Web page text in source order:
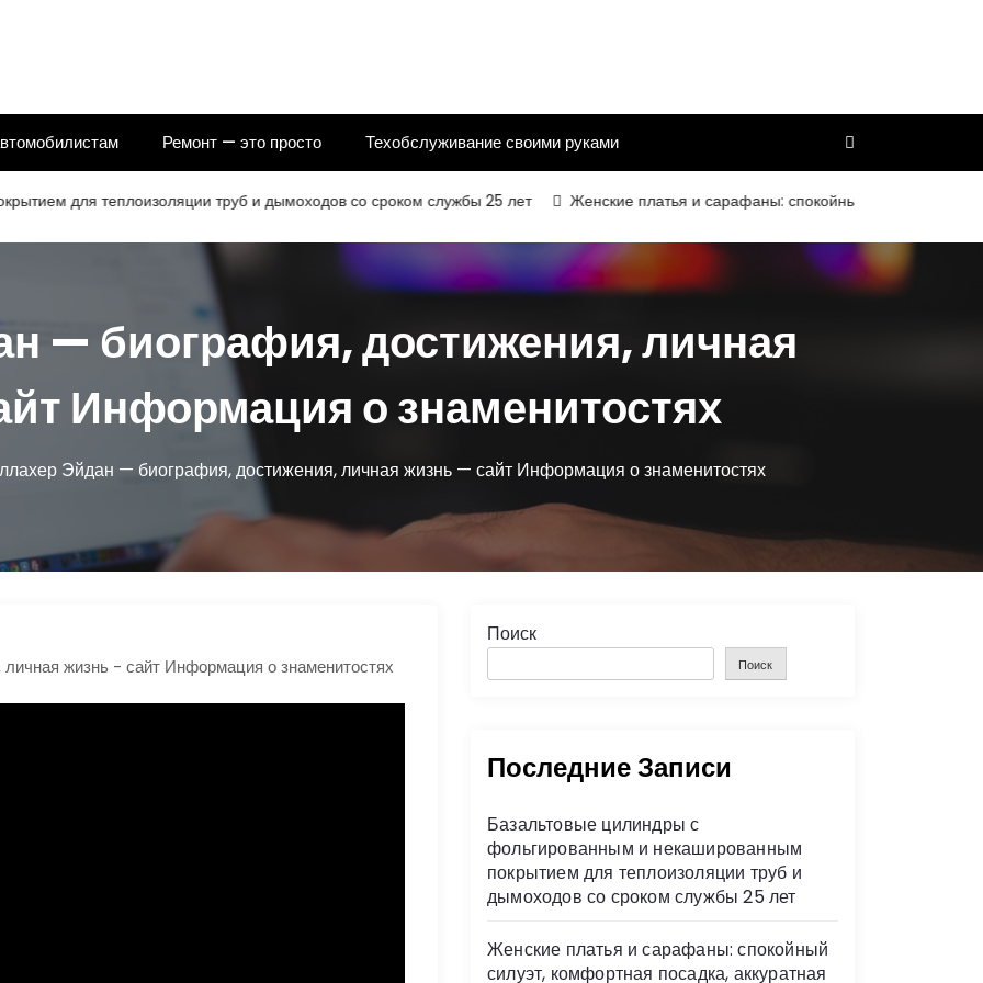
Ремонт — это просто Техобслуживание своими руками
теплоизоляции труб и дымоходов со сроком службы 25 лет Женские платья и сарафаны: спокойный силуэт, комфортная
— биография, достижения, личная
Информация о знаменитостях
Эйдан — биография, достижения, личная жизнь — сайт Информация о знаменитостях
Поиск
Поиск
Последние Записи
Базальтовые цилиндры с
фольгированным и некашированным
покрытием для теплоизоляции труб и
дымоходов со сроком службы 25 лет
Женские платья и сарафаны: спокойный
силуэт, комфортная посадка, аккуратная